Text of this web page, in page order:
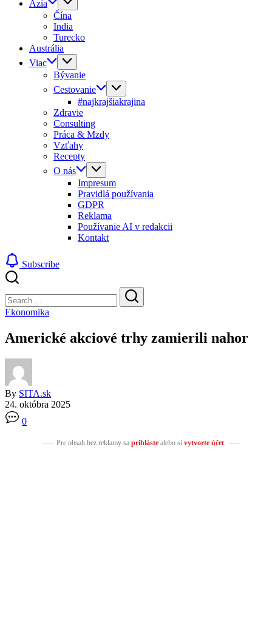
Ázia
Čína
India
Turecko
Austrália
Viac
Bývanie
Cestovanie
#najkrajšiakrajina
Zdravie
Consulting
Práca & Mzdy
Vzťahy
Recepty
O nás
Impresum
Pravidlá používania
GDPR
Reklama
Používanie AI v redakcii
Kontakt
Subscribe
Search
Search
Ekonomika
Americké akciové trhy zamierili nahor
By SITA.sk
24. októbra 2025
0
Pre obsah bez reklamy sa prihlástealebo si vytvorte účet.